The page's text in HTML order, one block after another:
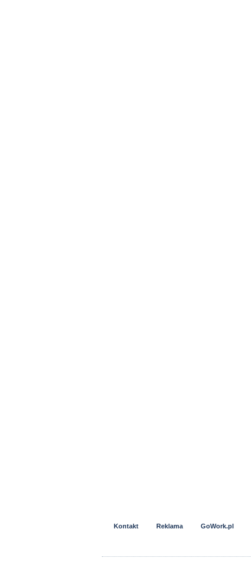
Kontakt Reklama GoWork.pl